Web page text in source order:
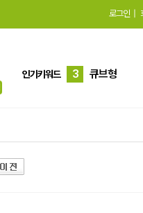
로그인
인기키워드
수첩형
4
모양형